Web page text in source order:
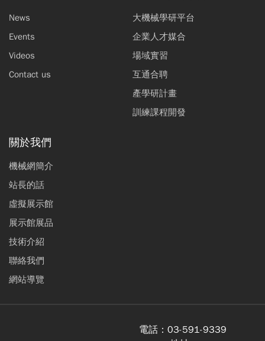
News
Events
Videos
Contact us
大機械學研平台
企業人才媒合
場域實習
互通合聘
產學研計畫
訓練課程開發
關於我們
機械網簡介
站長的話
虛擬展示館
展示館展品
技術介紹
聯絡我們
網站導覽
電話： 03-591-9339